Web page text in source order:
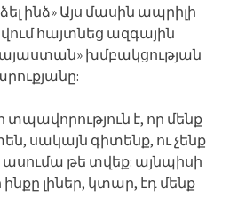
ինձ» Այս մասին ապրիլի
հայտնեց ազգային
խմբակցության
տպավորություն է, որ մենք
սակայն գիտենք, ու չենք
թե տվեք: այնպիսի
լիներ, կտար, էդ մենք